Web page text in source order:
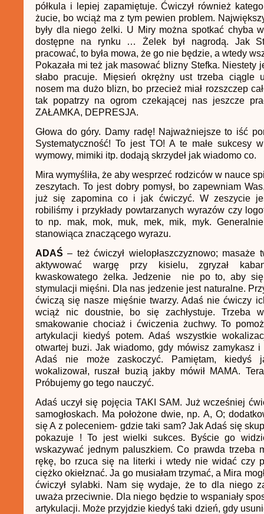
półkula i lepiej zapamiętuje. Ćwiczył również
żucie, bo wciąż ma z tym pewien problem.
były dla niego żelki. U Miry można spotkać chyba
dostępne na rynku … Żelek był nagrodą. Jak
pracować, to była mowa, że go nie będzie, a wtedy
Pokazała mi też jak masować blizny Stefka. Niestety
słabo pracuje. Mięsień okrężny ust trzeba ciągle
nosem ma dużo blizn, bo przecież miał rozszczep
tak popatrzy na ogrom czekającej nas jeszcze
ZAŁAMKA, DEPRESJA.
Głowa do góry. Damy radę! Najważniejsze to iść
Systematyczność! To jest TO! A te małe sukcesy
wymowy, mimiki itp. dodają skrzydeł jak wiadomo co.
Mira wymyśliła, że aby wesprzeć rodziców w nauce
zeszytach. To jest dobry pomysł, bo zapewniam
już się zapomina co i jak ćwiczyć. W zeszycie
robiliśmy i przykłady powtarzanych wyrazów czy
to np. mak, mok, muk, mek, mik, myk.
stanowiąca znaczącego wyrazu.
ADAŚ– też ćwiczył wielopłaszczyznowo; masaże
aktywować wargę przy kisielu, zgryzał
kwaskowatego żelka. Jedzenie nie po to, aby
stymulacji mięśni. Dla nas jedzenie jest naturalne.
ćwiczą się nasze mięśnie twarzy. Adaś nie ćwiczy
wciąż nic doustnie, bo się zachłystuje. Trzeba
smakowanie chociaż i ćwiczenia żuchwy. To
artykulacji kiedyś potem. Adaś wszystkie
otwartej buzi. Jak wiadomo, gdy mówisz zamykasz i
Adaś nie może zaskoczyć. Pamiętam, kiedyś
wokalizował, ruszał buzią jakby mówił MAMA.
Próbujemy go tego nauczyć.
Adaś uczył się pojęcia TAKI SAM. Już wcześniej
samogłoskach. Ma położone dwie, np. A, O;
się A z poleceniem- gdzie taki sam? Jak Adaś się
pokazuje ! To jest wielki sukces. Byście go
wskazywać jednym paluszkiem. Co prawda trzeba
rękę, bo rzuca się na literki i wtedy nie widać czy
ciężko okiełznać. Ja go musiałam trzymać, a Mira
ćwiczył sylabki. Nam się wydaje, że to dla niego
uważa przeciwnie. Dla niego będzie to wspaniały
artykulacji. Może przyjdzie kiedyś taki dzień, gdy